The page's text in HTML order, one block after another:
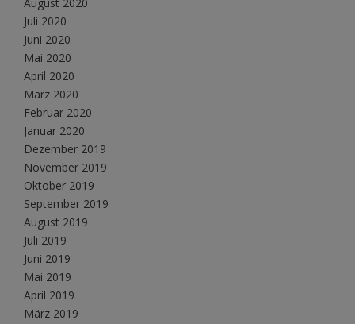
August 2020
Juli 2020
Juni 2020
Mai 2020
April 2020
März 2020
Februar 2020
Januar 2020
Dezember 2019
November 2019
Oktober 2019
September 2019
August 2019
Juli 2019
Juni 2019
Mai 2019
April 2019
März 2019